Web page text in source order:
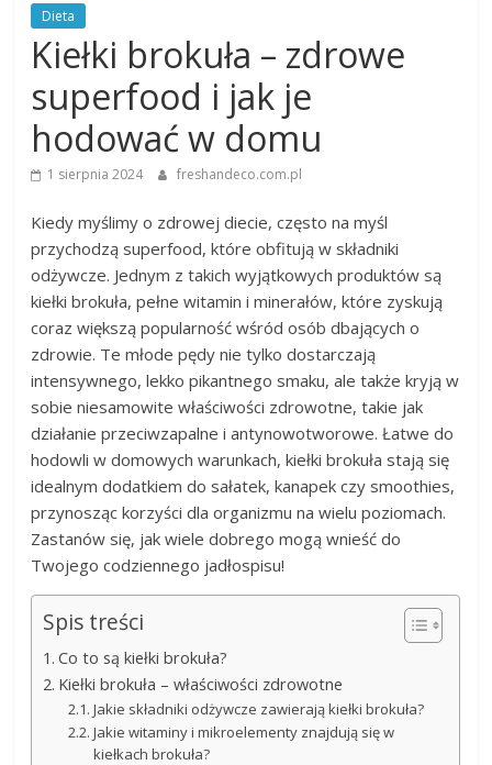
Dieta
Kiełki brokuła – zdrowe
superfood i jak je
hodować w domu
1 sierpnia 2024 freshandeco.com.pl
Kiedy myślimy o zdrowej diecie, często na myśl
przychodzą superfood, które obfitują w składniki
odżywcze. Jednym z takich wyjątkowych produktów są
kiełki brokuła, pełne witamin i minerałów, które zyskują
coraz większą popularność wśród osób dbających o
zdrowie. Te młode pędy nie tylko dostarczają
intensywnego, lekko pikantnego smaku, ale także kryją w
sobie niesamowite właściwości zdrowotne, takie jak
działanie przeciwzapalne i antynowotworowe. Łatwe do
hodowli w domowych warunkach, kiełki brokuła stają się
idealnym dodatkiem do sałatek, kanapek czy smoothies,
przynosząc korzyści dla organizmu na wielu poziomach.
Zastanów się, jak wiele dobrego mogą wnieść do
Twojego codziennego jadłospisu!
Spis treści
Co to są kiełki brokuła?
Kiełki brokuła – właściwości zdrowotne
Jakie składniki odżywcze zawierają kiełki brokuła?
Jakie witaminy i mikroelementy znajdują się w
kiełkach brokuła?